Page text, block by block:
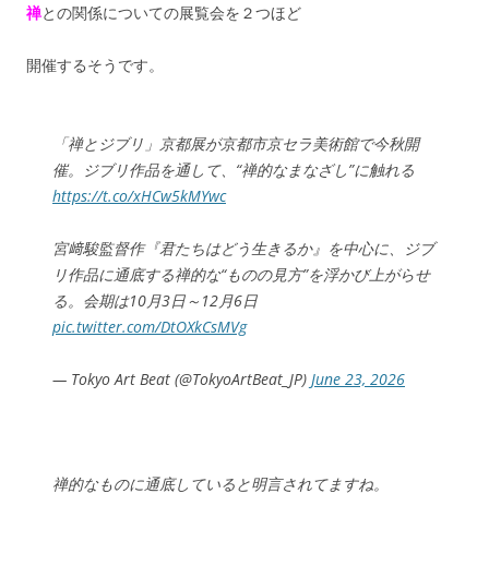
禅との関係についての展覧会を２つほど
開催するそうです。
「禅とジブリ」京都展が京都市京セラ美術館で今秋開
催。ジブリ作品を通して、“禅的なまなざし”に触れる
https://t.co/xHCw5kMYwc
宮﨑駿監督作『君たちはどう生きるか』を中心に、ジブ
リ作品に通底する禅的な“ものの見方”を浮かび上がらせ
る。会期は10月3日～12月6日
pic.twitter.com/DtOXkCsMVg
— Tokyo Art Beat (@TokyoArtBeat_JP) June 23, 2026
禅的なものに通底していると明言されてますね。